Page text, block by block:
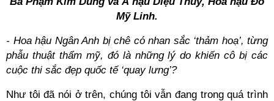
Mỹ Linh.
- Hoa hậu Ngân Anh bị chê có nhan sắc ‘thảm hoạ’, từng
phẫu thuật thẩm mỹ, đó là những lý do khiến cô bị các
cuộc thi sắc đẹp quốc tế ‘quay lưng’?
Như tôi đã nói ở trên, chúng tôi vẫn đang trong quá trình